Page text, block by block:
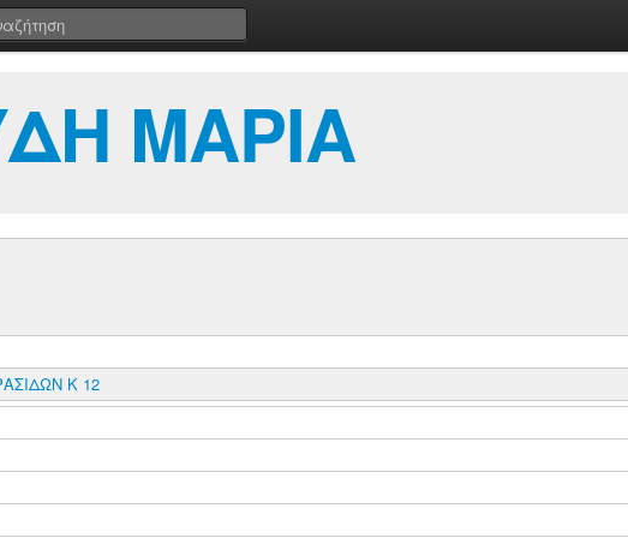
ΜΑΡΙΑ
Κ 12